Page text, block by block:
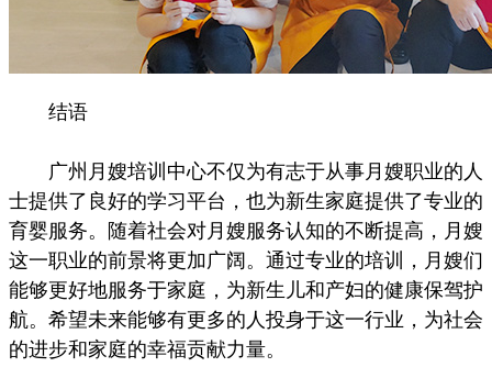
结语
广州月嫂培训中心不仅为有志于从事月嫂职业的人
士提供了良好的学习平台，也为新生家庭提供了专业的
育婴服务。随着社会对月嫂服务认知的不断提高，月嫂
这一职业的前景将更加广阔。通过专业的培训，月嫂们
能够更好地服务于家庭，为新生儿和产妇的健康保驾护
航。希望未来能够有更多的人投身于这一行业，为社会
的进步和家庭的幸福贡献力量。